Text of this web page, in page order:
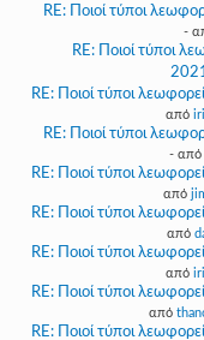
RE: Ποιοί τύποι
-
RE: Ποιοί τύποι
RE: Ποιοί τύποι
από
RE: Ποιοί τύποι
- από
RE: Ποιοί τύποι
από
RE: Ποιοί τύποι
από
RE: Ποιοί τύποι
από
RE: Ποιοί τύποι
από
RE: Ποιοί τύποι